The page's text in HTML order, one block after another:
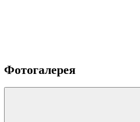
Фотогалерея